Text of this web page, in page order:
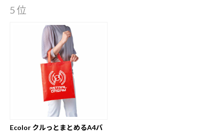
5位
Ecolor クルっとまとめるA4バ